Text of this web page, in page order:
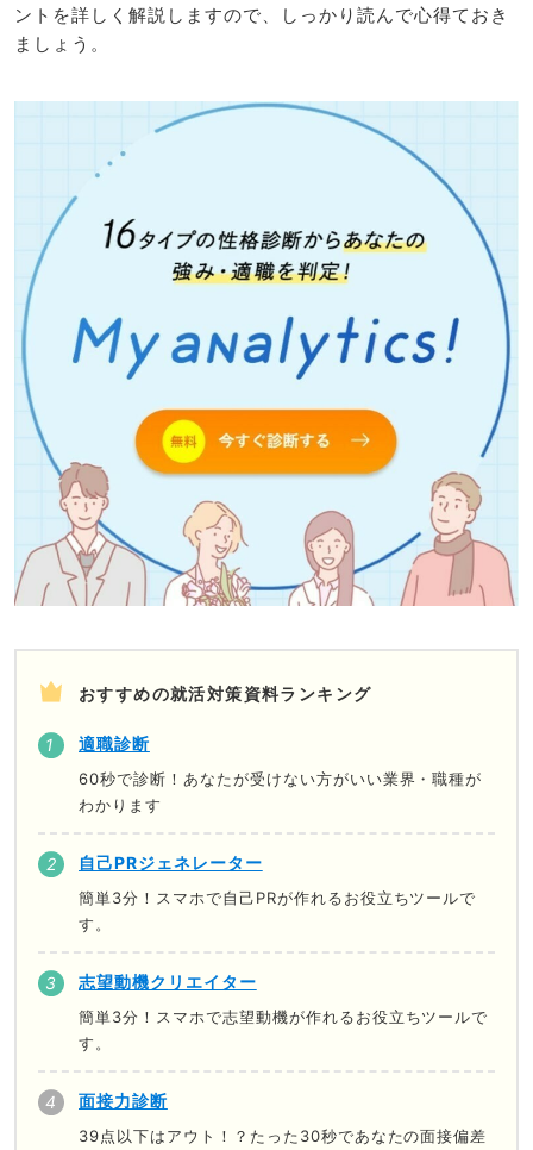
ントを詳しく解説しますので、しっかり読んで心得ておき
ましょう。
おすすめの就活対策資料ランキング
適職診断
60秒で診断！あなたが受けない方がいい業界・職種が
わかります
自己PRジェネレーター
簡単3分！スマホで自己PRが作れるお役立ちツールで
す。
志望動機クリエイター
簡単3分！スマホで志望動機が作れるお役立ちツールで
す。
面接力診断
39点以下はアウト！？たった30秒であなたの面接偏差